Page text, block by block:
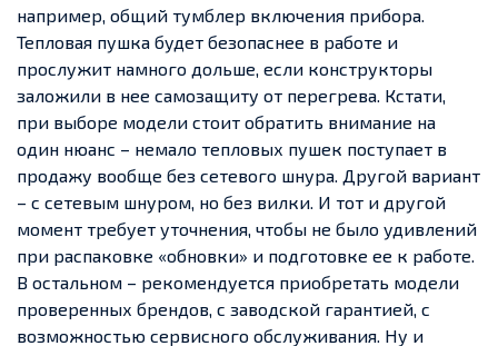
например, общий тумблер включения прибора.
Тепловая пушка будет безопаснее в работе и
прослужит намного дольше, если конструкторы
заложили в нее самозащиту от перегрева. Кстати,
при выборе модели стоит обратить внимание на
один нюанс – немало тепловых пушек поступает в
продажу вообще без сетевого шнура. Другой вариант
– с сетевым шнуром, но без вилки. И тот и другой
момент требует уточнения, чтобы не было удивлений
при распаковке «обновки» и подготовке ее к работе.
В остальном – рекомендуется приобретать модели
проверенных брендов, с заводской гарантией, с
возможностью сервисного обслуживания. Ну и